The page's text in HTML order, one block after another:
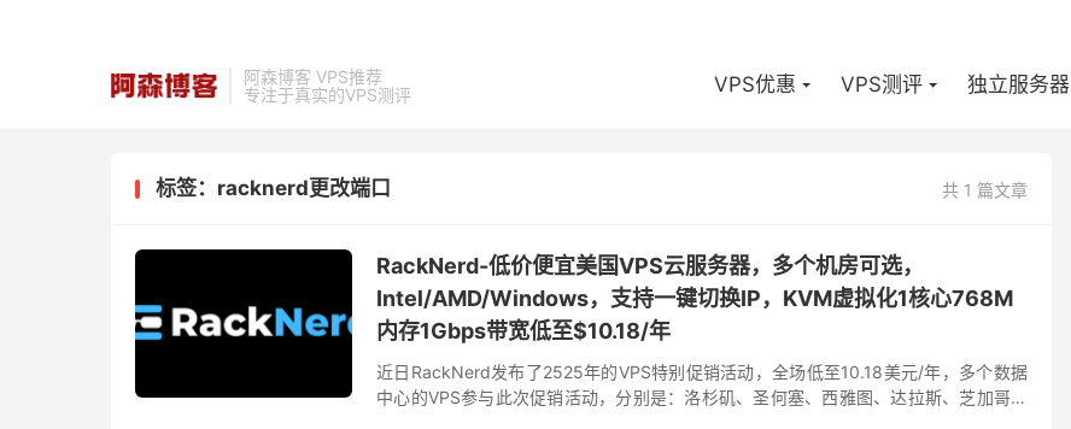
阿森博客 VPS推荐
专注于真实的VPS测评
VPS优惠 VPS测评 独立服务器
共 1 篇文章
标签：racknerd更改端口
RackNerd-低价便宜美国VPS云服务器，多个机房可选，
Intel/AMD/Windows，支持一键切换IP，KVM虚拟化1核心768M
内存1Gbps带宽低至$10.18/年
近日RackNerd发布了2525年的VPS特别促销活动，全场低至10.18美元/年，多个数据
中心的VPS参与此次促销活动，分别是：洛杉矶、圣何塞、西雅图、达拉斯、芝加哥、